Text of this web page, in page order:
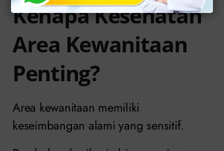
Kenapa Kesehatan
Area Kewanitaan
Penting?
Area kewanitaan memiliki
keseimbangan alami yang sensitif.